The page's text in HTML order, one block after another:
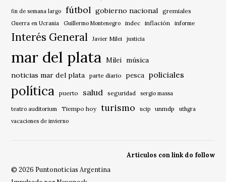
fin de semana largo fútbol gobierno nacional gremiales
Guerra en Ucrania Guillermo Montenegro indec inflación informe
Interés General Javier Milei justicia
mar del plata Milei música
noticias mar del plata
parte diario pesca policiales
política puerto salud seguridad sergio massa
teatro auditorium Tiempo hoy turismo ucip unmdp
uthgra
vacaciones de invierno
Articulos con link do follow
© 2026 Puntonoticias Argentina